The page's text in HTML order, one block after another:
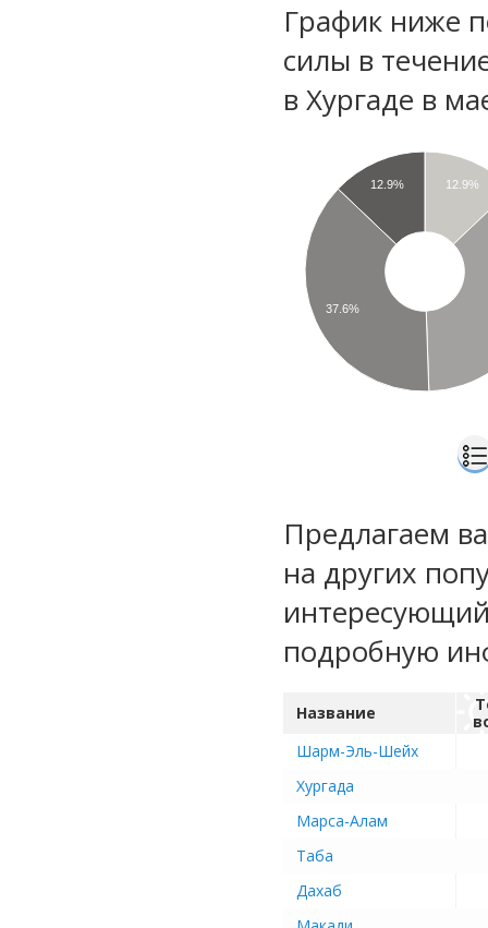
График ниже
силы в
в Хургаде в
12.9%
12.9%
37.6%
Предлагаем
на других
подробную
Название
Шарм-Эль-Шейх
Хургада
Марса-Алам
Таба
Дахаб